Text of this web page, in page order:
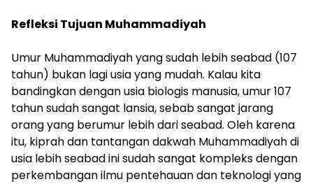
​Refleksi Tujuan Muhammadiyah
​Umur Muhammadiyah yang sudah lebih seabad (107
tahun) bukan lagi usia yang mudah. Kalau kita
bandingkan dengan usia biologis manusia, umur 107
tahun sudah sangat lansia, sebab sangat jarang
orang yang berumur lebih dari seabad. Oleh karena
itu, kiprah dan tantangan dakwah Muhammadiyah di
usia lebih seabad ini sudah sangat kompleks dengan
perkembangan ilmu pentehauan dan teknologi yang